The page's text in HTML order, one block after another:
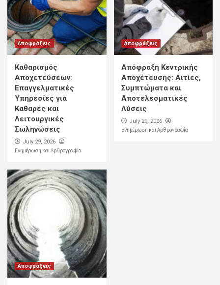
Αποφράξεις
Καθαρισμός
Αποχετεύσεων:
Επαγγελματικές
Υπηρεσίες για
Καθαρές και
Λειτουργικές
Σωληνώσεις
July 29, 2026
Ενημέρωση και Αρθρογραφία
Αποφράξεις
Απόφραξη Κεντρικής
Αποχέτευσης: Αιτίες,
Συμπτώματα και
Αποτελεσματικές
Λύσεις
July 29, 2026
Ενημέρωση και Αρθρογραφία
Αποφράξεις